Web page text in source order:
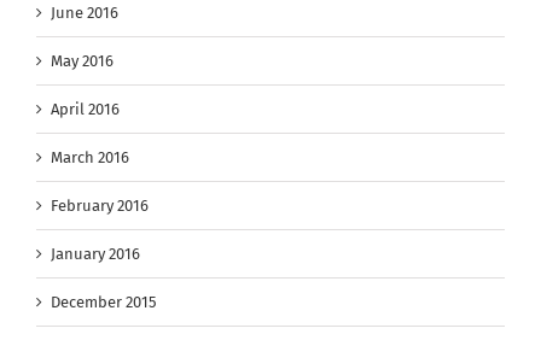
June 2016
May 2016
April 2016
March 2016
February 2016
January 2016
December 2015